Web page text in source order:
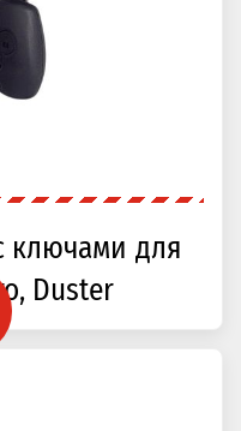
ключами для
Duster